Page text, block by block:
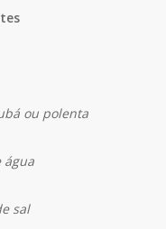
ou polenta
água
sal